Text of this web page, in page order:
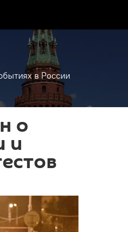
в России
о
и